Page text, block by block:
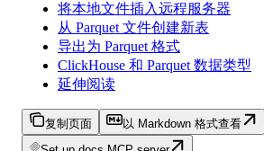
将本地文件插入远程服务器
从 Parquet 文件创建新表
导出为 Parquet 格式
ClickHouse 和 Parquet 数据类型
延伸阅读
复制页面 以 Markdown 格式查看